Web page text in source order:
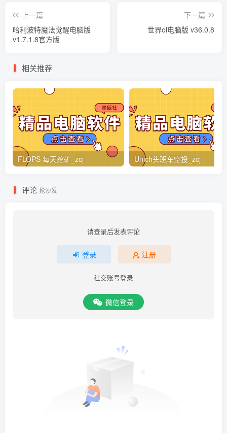
上一篇
哈利波特魔法觉醒电脑版
v1.7.1.8官方版
下一篇
世界ol电脑版 v36.0.8
相关推荐
FLOPS 每天挖矿_zcj Unich头班车空投_zcj
评论 抢沙发
请登录后发表评论
登录 注册
社交账号登录
微信登录